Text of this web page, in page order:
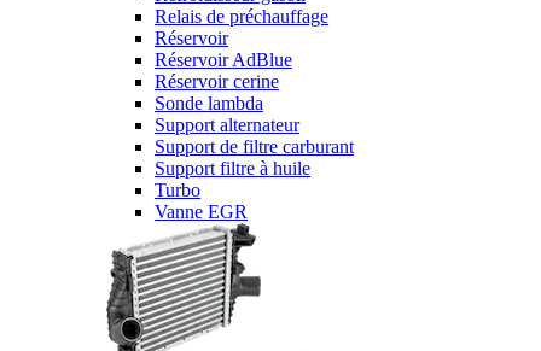
Relais de préchauffage
Réservoir
Réservoir AdBlue
Réservoir cerine
Sonde lambda
Support alternateur
Support de filtre carburant
Support filtre à huile
Turbo
Vanne EGR